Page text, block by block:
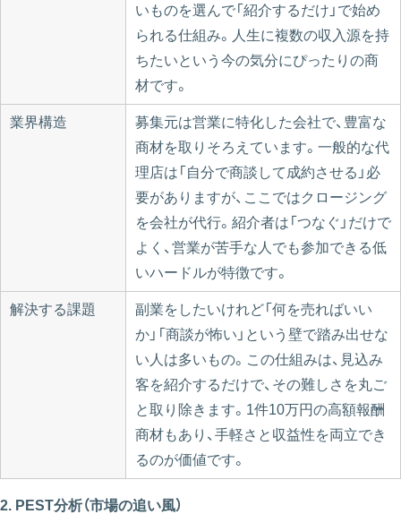
いものを選んで「紹介するだけ」で始め
られる仕組み。人生に複数の収入源を持
ちたいという今の気分にぴったりの商
材です。
業界構造
募集元は営業に特化した会社で、豊富な
商材を取りそろえています。一般的な代
理店は「自分で商談して成約させる」必
要がありますが、ここではクロージング
を会社が代行。紹介者は「つなぐ」だけで
よく、営業が苦手な人でも参加できる低
いハードルが特徴です。
解決する課題
副業をしたいけれど「何を売ればいい
か」「商談が怖い」という壁で踏み出せな
い人は多いもの。この仕組みは、見込み
客を紹介するだけで、その難しさを丸ご
と取り除きます。1件10万円の高額報酬
商材もあり、手軽さと収益性を両立でき
るのが価値です。
2. PEST分析（市場の追い風）